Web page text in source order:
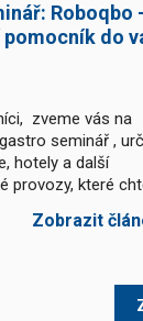
Roboqbo
do
zveme vás na
seminář ,
hotely a další
provozy, které
Zobrazit